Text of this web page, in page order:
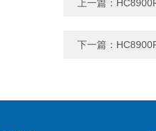
上一篇：
下一篇：